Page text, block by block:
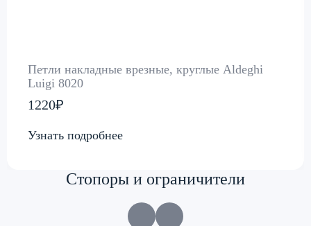
Петли накладные врезные, круглые Aldeghi
Luigi 8020
1220₽
Узнать подробнее
Стопоры и ограничители